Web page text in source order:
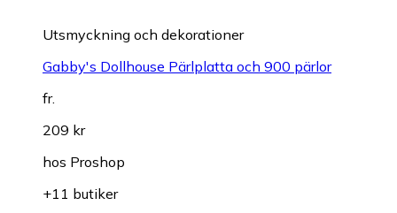
Utsmyckning och dekorationer
Gabby's Dollhouse Pärlplatta och 900 pärlor
fr.
209 kr
hos Proshop
+11 butiker